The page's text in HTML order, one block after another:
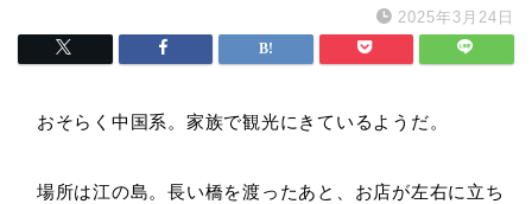
2025年3月24日
おそらく中国系。家族で観光にきているようだ。
場所は江の島。長い橋を渡ったあと、お店が左右に立ち